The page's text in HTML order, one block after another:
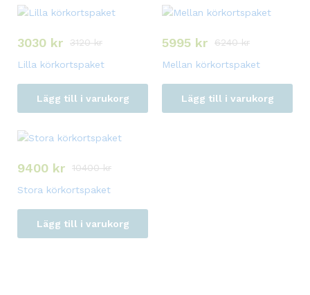
3030 kr 3120kr
Lilla körkortspaket
Lägg till i varukorg
5995 kr 6240kr
Mellan körkortspaket
Lägg till i varukorg
9400 kr 10400kr
Stora körkortspaket
Lägg till i varukorg